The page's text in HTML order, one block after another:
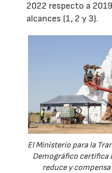
2022 respecto a
alcances (1, 2 y 3).
El Ministerio para la
Demográfico certifica
reduce y